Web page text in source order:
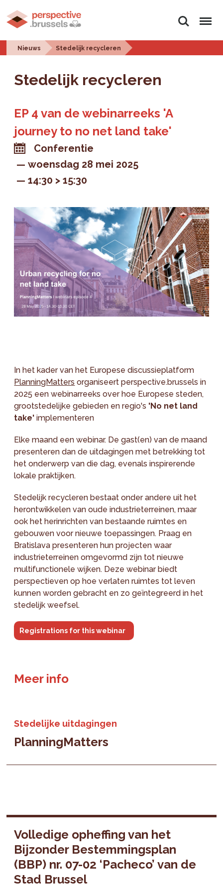
Zoeken Menu
Nieuws Stedelijk recycleren
Stedelijk recycleren
EP 4 van de webinarreeks 'A
journey to no net land take'
Conferentie
woensdag 28 mei 2025
14:30 > 15:30
In het kader van het Europese discussieplatform
PlanningMatters organiseert perspective.brussels in
2025 een webinarreeks over hoe Europese steden,
grootstedelijke gebieden en regio's 'No net land
take' implementeren
Elke maand een webinar. De gast(en) van de maand
presenteren dan de uitdagingen met betrekking tot
het onderwerp van die dag, evenals inspirerende
lokale praktijken.
Stedelijk recycleren bestaat onder andere uit het
herontwikkelen van oude industrieterreinen, maar
ook het herinrichten van bestaande ruimtes en
gebouwen voor nieuwe toepassingen. Praag en
Bratislava presenteren hun projecten waar
industrieterreinen omgevormd zijn tot nieuwe
multifunctionele wijken. Deze webinar biedt
perspectieven op hoe verlaten ruimtes tot leven
kunnen worden gebracht en zo geïntegreerd in het
stedelijk weefsel.
Registrations for this webinar
Meer info
Stedelijke uitdagingen
PlanningMatters
Volledige opheffing van het
Bijzonder Bestemmingsplan
(BBP) nr. 07-02 ‘Pacheco’ van de
Stad Brussel